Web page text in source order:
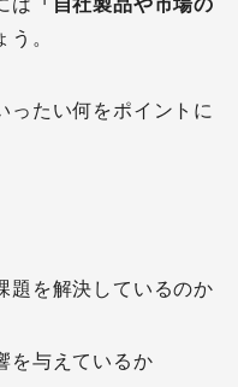
う。
ったい何をポイントに
題を解決しているのか
を与えているか